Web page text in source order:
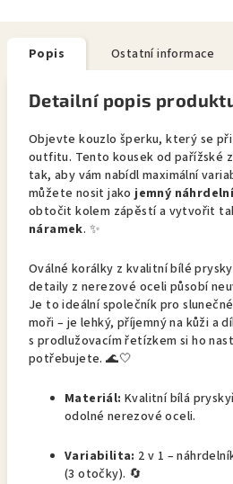
Popis Ostatní informace
Detailní popis
Objevte kouzlo šperku, který se
outfitu. Tento kousek od pařížské
tak, aby vám nabídl maximální
můžete nosit jako jemný
obtočit kolem zápěstí a vytvořit
náramek. ✨
Oválné korálky z kvalitní bílé
detaily z nerezové oceli působí
Je to ideální společník pro
moři – je lehký, příjemný na kůži a
s prodlužovacím řetízkem si ho
potřebujete. 🌊🤍
Materiál: Kvalitní bílá
odolné nerezové oceli.
Variabilita: 2 v 1 –
(3 otočky). 🔄